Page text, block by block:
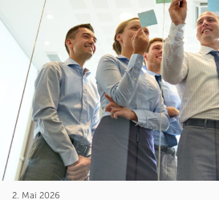
2. Mai 2026